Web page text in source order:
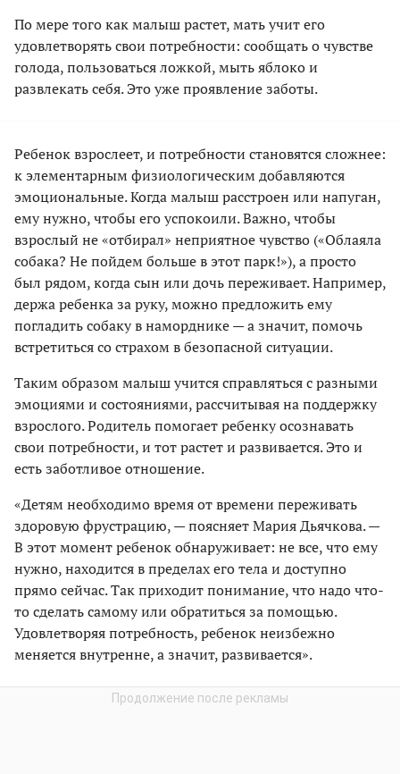
По мере того как малыш растет, мать учит его
удовлетворять свои потребности: сообщать о чувстве
голода, пользоваться ложкой, мыть яблоко и
развлекать себя. Это уже проявление заботы.
Ребенок взрослеет, и потребности становятся сложнее:
к элементарным физиологическим добавляются
эмоциональные. Когда малыш расстроен или напуган,
ему нужно, чтобы его успокоили. Важно, чтобы
взрослый не «отбирал» неприятное чувство («Облаяла
собака? Не пойдем больше в этот парк!»), а просто
был рядом, когда сын или дочь переживает. Например,
держа ребенка за руку, можно предложить ему
погладить собаку в наморднике — а значит, помочь
встретиться со страхом в безопасной ситуации.
Таким образом малыш учится справляться с разными
эмоциями и состояниями, рассчитывая на поддержку
взрослого. Родитель помогает ребенку осознавать
свои потребности, и тот растет и развивается. Это и
есть заботливое отношение.
«Детям необходимо время от времени переживать
здоровую фрустрацию, — поясняет Мария Дьячкова. —
В этот момент ребенок обнаруживает: не все, что ему
нужно, находится в пределах его тела и доступно
прямо сейчас. Так приходит понимание, что надо что-
то сделать самому или обратиться за помощью.
Удовлетворяя потребность, ребенок неизбежно
меняется внутренне, а значит, развивается».